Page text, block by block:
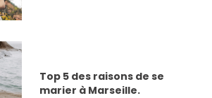
Top 5 des raisons de se
marier à Marseille.